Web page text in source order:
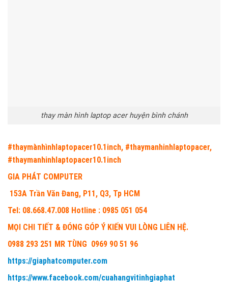
thay màn hình laptop acer huyện bình chánh
#thaymànhìnhlaptopacer10.1inch, #thaymanhinhlaptopacer,
#thaymanhinhlaptopacer10.1inch
GIA PHÁT COMPUTER
153A Trần Văn Đang, P11, Q3, Tp HCM
Tel: 08.668.47.008 Hotline : 0985 051 054
MỌI CHI TIẾT & ĐÓNG GÓP Ý KIẾN VUI LÒNG LIÊN HỆ.
0988 293 251 MR TÙNG 0969 90 51 96
https://giaphatcomputer.com
https://www.facebook.com/cuahangvitinhgiaphat